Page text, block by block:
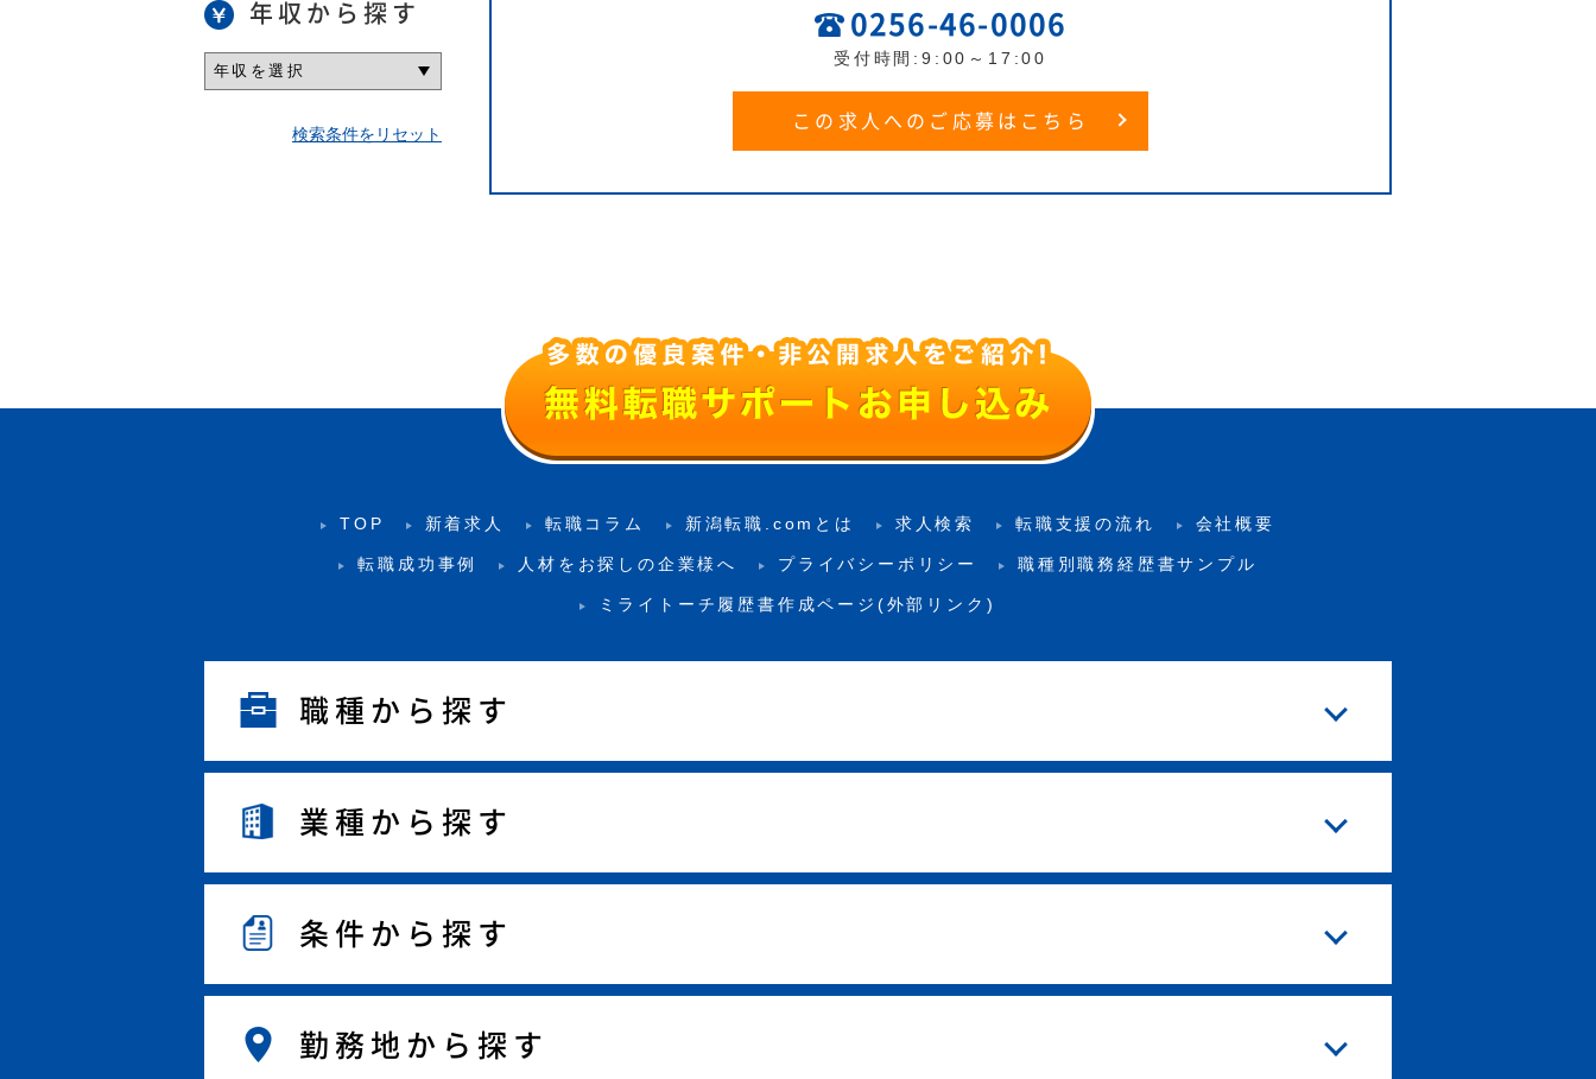
0256-46-0006
受付時間:9:00～17:00
この求人へのご応募はこちら
年収から探す
検索条件をリセット
TOP 新着求人 転職コラム 新潟転職.comとは 求人検索 転職支援の流れ 会社概要
転職成功事例 人材をお探しの企業様へ プライバシーポリシー 職種別職務経歴書サンプル
ミライトーチ履歴書作成ページ(外部リンク)
職種から探す
業種から探す
条件から探す
勤務地から探す